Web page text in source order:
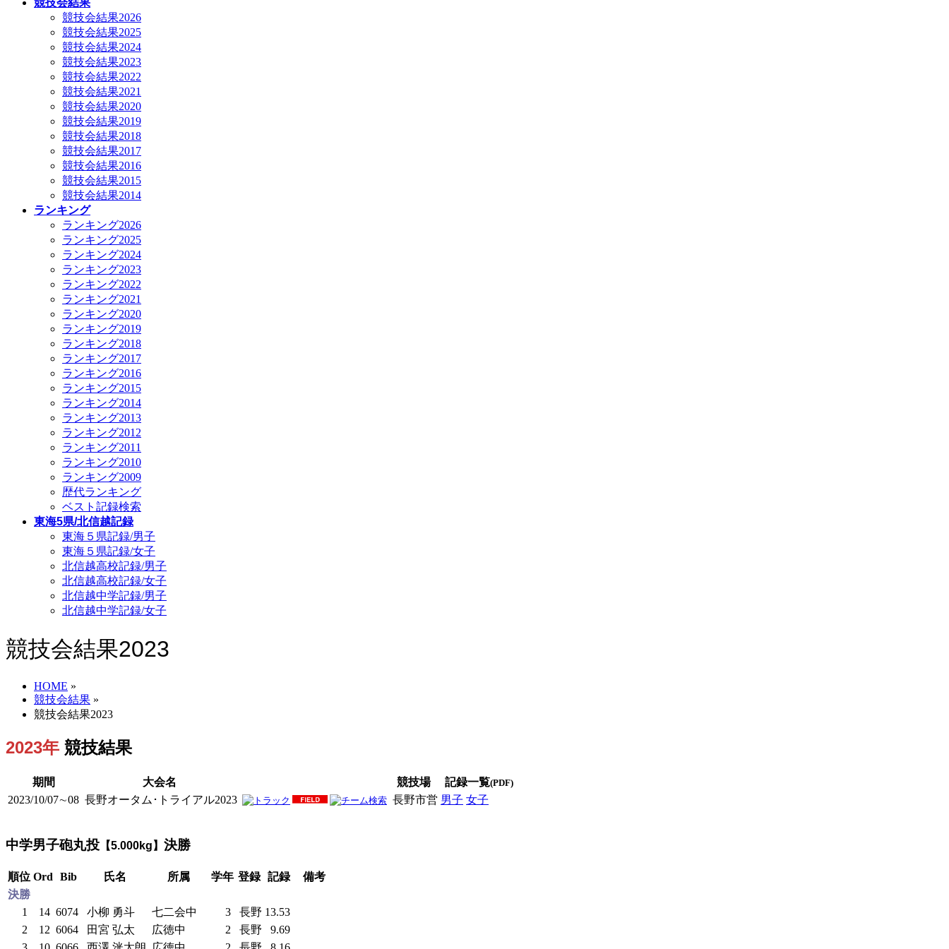
競技会結果
競技会結果2026
競技会結果2025
競技会結果2024
競技会結果2023
競技会結果2022
競技会結果2021
競技会結果2020
競技会結果2019
競技会結果2018
競技会結果2017
競技会結果2016
競技会結果2015
競技会結果2014
ランキング
ランキング2026
ランキング2025
ランキング2024
ランキング2023
ランキング2022
ランキング2021
ランキング2020
ランキング2019
ランキング2018
ランキング2017
ランキング2016
ランキング2015
ランキング2014
ランキング2013
ランキング2012
ランキング2011
ランキング2010
ランキング2009
歴代ランキング
ベスト記録検索
東海5県/北信越記録
東海５県記録/男子
東海５県記録/女子
北信越高校記録/男子
北信越高校記録/女子
北信越中学記録/男子
北信越中学記録/女子
競技会結果2023
HOME »
競技会結果 »
競技会結果2023
2023年 競技結果
期間 大会名 競技場 記録一覧(PDF)
2023/10/07∼08 長野オータム･トライアル2023 長野市営 男子 女子
中学男子砲丸投 【5.000kg】 決勝
順位 Ord Bib 氏名 所属 学年 登録 記録
備考
決勝
1
14 6074 小柳 勇斗 七二会中 3 長野 13.53
2
12 6064 田宮 弘太 広徳中 2 長野
9.69